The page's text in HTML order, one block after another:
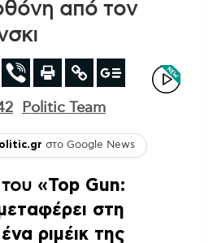
από τον
Politic Team
στο Google News
«Top Gun:
στη
ριμέικ της